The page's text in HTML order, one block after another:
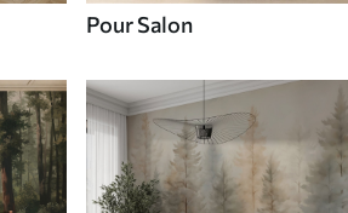
Pour Salon